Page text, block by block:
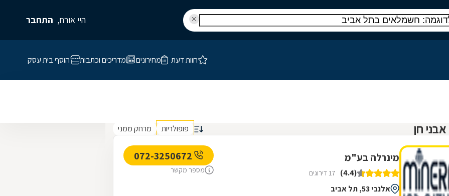
היי אורח, התחבר
חוות דעת מחירונים מדריכים וכתבות הוסף בית עסק
פופולריות מרחק ממני
מינרלה בע"מ
(4.4) 17 דירוגים
אלנבי 53, תל אביב
מספר מקשר